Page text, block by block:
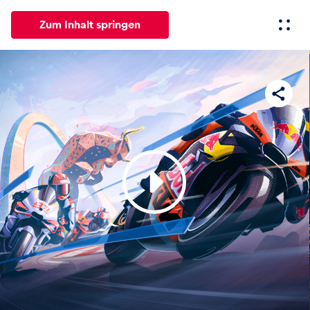
Zum Inhalt springen
Events Erlebnisse Seiten
News
Alle anzeigen
Events
Alle anzeigen